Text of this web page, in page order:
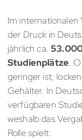
Im internationalen
der Druck in
jährlich ca.
Studienplätze.
geringer ist,
Gehälter. In
verfügbaren
weshalb das
Rolle spielt.